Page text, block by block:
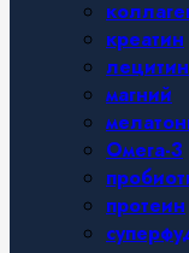
креатин
лецитин
магний
Омега-3
протеин